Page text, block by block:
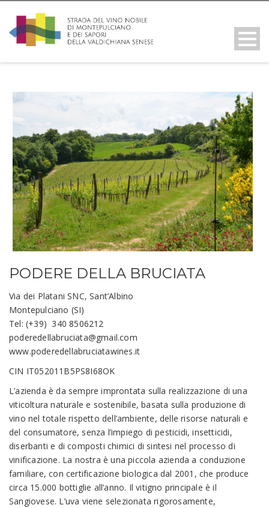
PODERE DELLA BRUCIATA
Via dei Platani SNC, Sant’Albino
Montepulciano (SI)​
Tel: (+39) 340 8506212
poderedellabruciata@gmail.com
www.poderedellabruciatawines.it
CIN IT052011B5PS8I68OK​
L’azienda è da sempre improntata sulla realizzazione di una
viticoltura naturale e sostenibile, basata sulla produzione di
vino nel totale rispetto dell’ambiente, delle risorse naturali e
del consumatore, senza l’impiego di pesticidi, insetticidi,
diserbanti e di composti chimici di sintesi nel processo di
vinificazione. La nostra è una piccola azienda a conduzione
familiare, con certificazione biologica dal 2001, che produce
circa 15.000 bottiglie all’anno. Il vitigno principale è il
Sangiovese. L’uva viene selezionata rigorosamente,